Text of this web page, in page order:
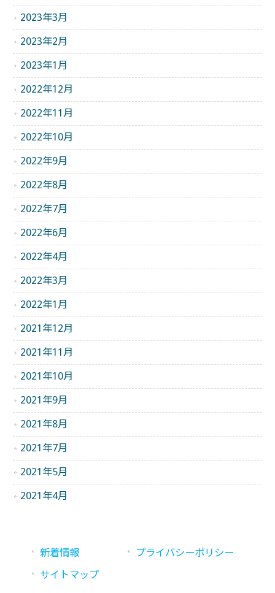
2023年3月
2023年2月
2023年1月
2022年12月
2022年11月
2022年10月
2022年9月
2022年8月
2022年7月
2022年6月
2022年4月
2022年3月
2022年1月
2021年12月
2021年11月
2021年10月
2021年9月
2021年8月
2021年7月
2021年5月
2021年4月
新着情報
プライバシーポリシー
サイトマップ